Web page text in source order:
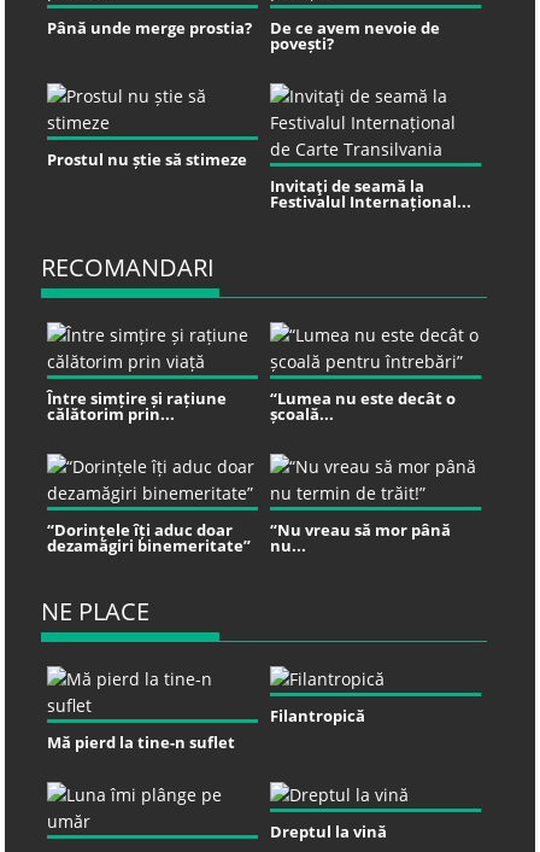
Până unde merge prostia? De ce avem nevoie de
povești?
Prostul nu știe să stimeze
Invitaţi de seamă la
Festivalul Internațional...
RECOMANDARI
Între simțire și rațiune
călătorim prin...
“Lumea nu este decât o
școală...
“Dorințele îți aduc doar
dezamăgiri binemeritate”
“Nu vreau să mor până
nu...
NE PLACE
Mă pierd la tine-n suflet
Filantropică
Dreptul la vină